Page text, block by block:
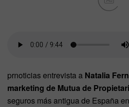
prnoticias entrevista a Natalia
marketing de Mutua de
seguros más antigua de España